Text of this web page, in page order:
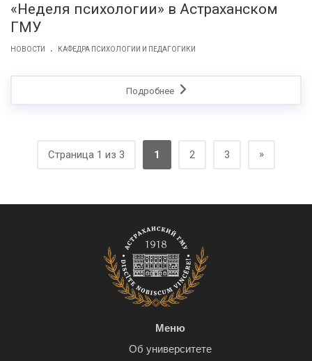
«Неделя психологии» в Астраханском
ГМУ
НОВОСТИ . КАФЕДРА ПСИХОЛОГИИ И ПЕДАГОГИКИ
Подробнее
Страница 1 из 3 1 2 3 »
Меню
Об университете